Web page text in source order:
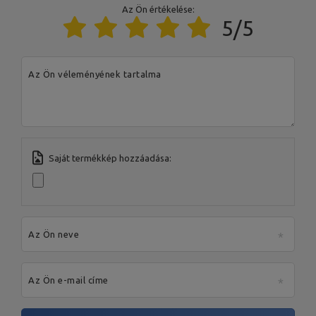
A termékért az EU-ban felelős szervezet
MARBO Ulikowski
Az Ön értékelése:
5/5
Az Ön véleményének tartalma
Saját termékkép hozzáadása:
Az Ön neve
Az Ön e-mail címe